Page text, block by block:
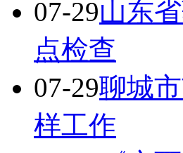
07-29山东
点检查
07-29聊城
样工作